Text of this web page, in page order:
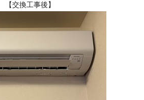
【交換工事後】